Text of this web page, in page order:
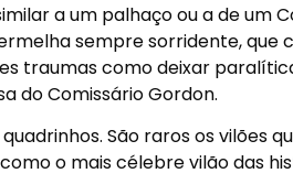
a um palhaço ou a de um
sempre sorridente, que
traumas como deixar
do Comissário Gordon.
São raros os vilões
o mais célebre vilão das